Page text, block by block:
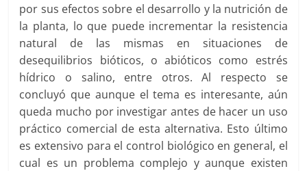
por sus efectos sobre el desarrollo y la nutrición de
la planta, lo que puede incrementar la resistencia
natural de las mismas en situaciones de
desequilibrios bióticos, o abióticos como estrés
hídrico o salino, entre otros. Al respecto se
concluyó que aunque el tema es interesante, aún
queda mucho por investigar antes de hacer un uso
práctico comercial de esta alternativa. Esto último
es extensivo para el control biológico en general, el
cual es un problema complejo y aunque existen